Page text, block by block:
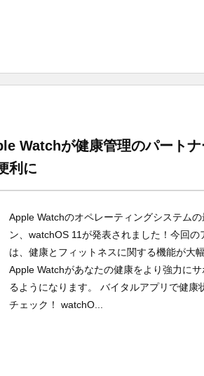
Watchが健康管理のパート
利に
Apple Watchのオペレーティングシステムの
ン、watchOS 11が発表されました！今回の
は、健康とフィットネスに関する機能が大
Apple Watchがあなたの健康をより強力に
るようになります。 バイタルアプリで健康
チェック！ watchO...